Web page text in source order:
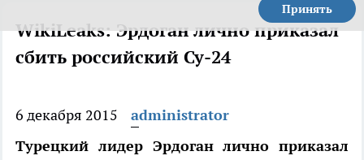
Принять
WikiLeaks: Эрдоган лично приказал
сбить российский Су-24
6 декабря 2015
administrator
Турецкий лидер Эрдоган лично приказал